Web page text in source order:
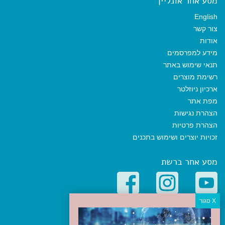
English
צור קשר
אודות
מידע למפרסמים
תנאי שימוש באתר
רשימת מוצרים
ארכיון ניוזלטר
מפת אתר
הצהרת נגישות
הצהרת פרטיות
זכויות יוצרים ושימוש בתכנים
מסע אחר ברשת
קטגוריות פופולריות